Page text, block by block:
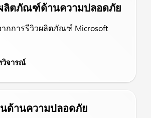
ลิตภัณฑ์ด้านความปลอดภัย
ากการรีวิวผลิตภัณฑ์ Microsoft
วิจารณ์
ด้านความปลอดภัย